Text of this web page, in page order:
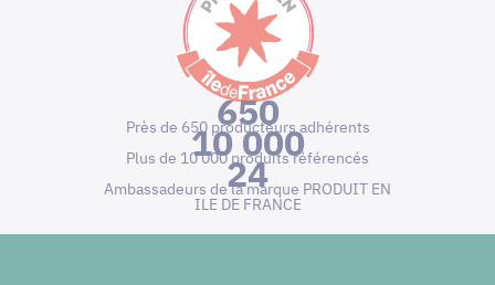
650
Près de 650 producteurs adhérents
10 000
Plus de 10 000 produits référencés
24
Ambassadeurs de la marque PRODUIT EN
ILE DE FRANCE